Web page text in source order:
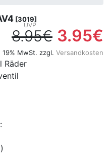
[3019]
8.95€ 3.95€
19% MwSt. zzgl. Versandkosten
Räder